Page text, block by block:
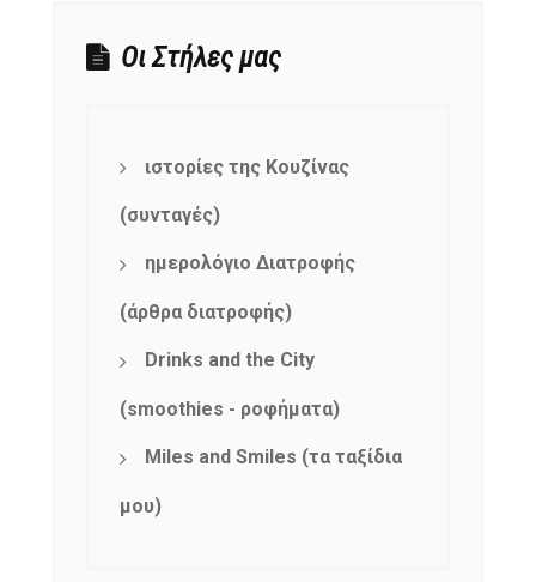
Οι Στήλες μας
ιστορίες της Κουζίνας
(συνταγές)
ημερολόγιο Διατροφής
(άρθρα διατροφής)
Drinks and the City
(smoothies - ροφήματα)
Miles and Smiles (τα ταξίδια
μου)